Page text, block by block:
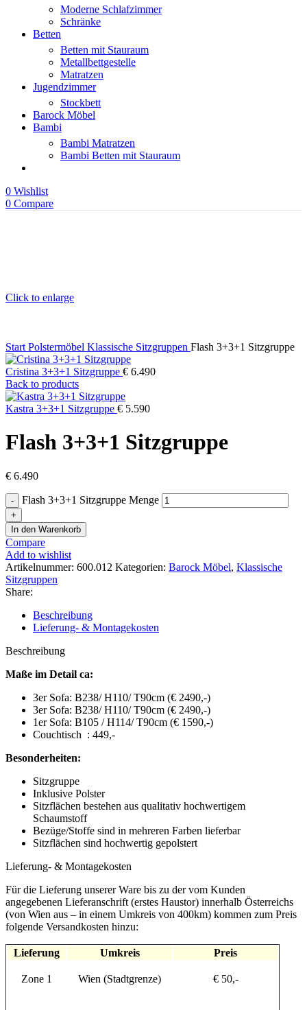
Moderne Schlafzimmer
Schränke
Betten
Betten mit Stauraum
Metallbettgestelle
Matratzen
Jugendzimmer
Stockbett
Barock Möbel
Bambi
Bambi Matratzen
Bambi Betten mit Stauraum
0 Wishlist
0 Compare
Click to enlarge
Start Polstermöbel Klassische Sitzgruppen Flash 3+3+1 Sitzgruppe
Cristina 3+3+1 Sitzgruppe € 6.490
Back to products
Kastra 3+3+1 Sitzgruppe € 5.590
Flash 3+3+1 Sitzgruppe
€ 6.490
Flash 3+3+1 Sitzgruppe Menge
In den Warenkorb
Compare
Add to wishlist
Artikelnummer: 600.012 Kategorien: Barock Möbel, Klassische
Sitzgruppen
Share:
Beschreibung
Lieferung- & Montagekosten
Beschreibung
Maße im Detail ca:
3er Sofa: B238/ H110/ T90cm (€ 2490,-)
3er Sofa: B238/ H110/ T90cm (€ 2490,-)
1er Sofa: B105 / H114/ T90cm (€ 1590,-)
Couchtisch : 449,-
Besonderheiten:
Sitzgruppe
Inklusive Polster
Sitzflächen bestehen aus qualitativ hochwertigem
Schaumstoff
Bezüge/Stoffe sind in mehreren Farben lieferbar
Sitzflächen sind hochwertig gepolstert
Lieferung- & Montagekosten
Für die Lieferung unserer Ware bis zu der vom Kunden
angegebenen Lieferanschrift (erstes Haustor) innerhalb Österreichs
(von Wien aus – in einem Umkreis von 400km) kommen zum Preis
folgende Versandkosten hinzu:
Lieferung Umkreis Preis
Zone 1 Wien (Stadtgrenze) € 50,-